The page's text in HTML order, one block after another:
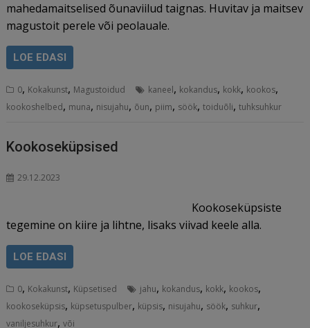
mahedamaitselised õunaviilud taignas. Huvitav ja maitsev
magustoit perele või peolauale.
LOE EDASI
0, Kokakunst, Magustoidud kaneel, kokandus, kokk, kookos,
kookoshelbed, muna, nisujahu, õun, piim, söök,toiduõli,tuhksuhkur
Kookoseküpsised
29.12.2023
Kookoseküpsiste
tegemine on kiire ja lihtne, lisaks viivad keele alla.
LOE EDASI
0, Kokakunst, Küpsetised jahu, kokandus, kokk, kookos,
kookoseküpsis, küpsetuspulber, küpsis, nisujahu, söök, suhkur,
vaniljesuhkur,või